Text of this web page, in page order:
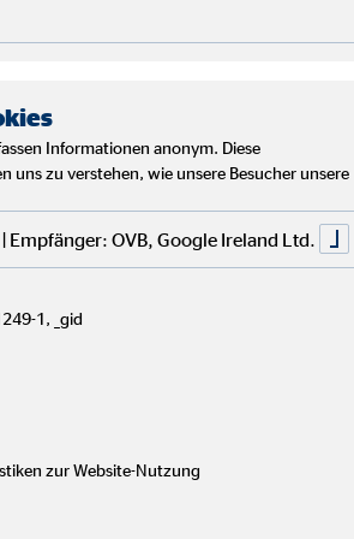
ahrweiler.de
der Produktpartner der OVB
finden Sie hier:
weder direkte noch indirekte
zehn Prozent an den Stimmrechten
noch
oder
Versicherungsunternehmen eine
von über zehn Prozent an
am Kapital von Wolfgang Schröck.
erfolgen direkt von
Informationen anonym. Diese
uns zu verstehen, wie unsere Besucher unsere
Empfänger: OVB, Google Ireland Ltd.
1, _gid
zur Website-Nutzung